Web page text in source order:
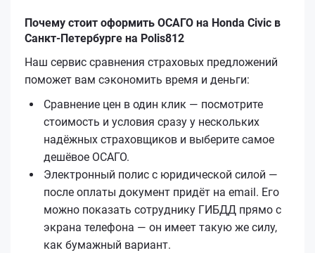
Почему стоит оформить ОСАГО на Honda Civic в
Санкт-Петербурге на Polis812
Наш сервис сравнения страховых предложений
поможет вам сэкономить время и деньги:
Сравнение цен в один клик — посмотрите
стоимость и условия сразу у нескольких
надёжных страховщиков и выберите самое
дешёвое ОСАГО.
Электронный полис с юридической силой —
после оплаты документ придёт на email. Его
можно показать сотруднику ГИБДД прямо с
экрана телефона — он имеет такую же силу,
как бумажный вариант.